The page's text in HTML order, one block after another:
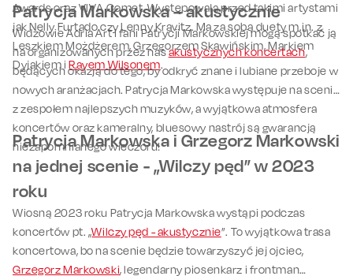
Awards oraz VIVA Comet. Występowała przed takimi artystami
jak Nelly Furtado czy Lenny Kravitz. Ma za sobą duety m.in. z
Leszkiem Możdżerem, Grzegorzem Skawińskim, Markiem
Dyjakiem iRayem Wilsonem.
Patrycja Markowska – akustycznie
Widzowie Adria Art i fani Patrycji Markowskiej mogą spotkać ją
na organizowanych przez nasakustycznych koncertach,
będących okazją do tego, by odkryć znane i lubiane przeboje w
nowych aranżacjach. Patrycja Markowska występuje na scenie
z zespołem najlepszych muzyków, a wyjątkowa atmosfera
koncertów oraz kameralny, bluesowy nastrój są gwarancją
niezapomnianego wieczoru!
Patrycja Markowska i Grzegorz Markowski
na jednej scenie - „Wilczy pęd” w 2023
roku
Wiosną 2023 roku Patrycja Markowska wystąpi podczas
koncertów pt. „Wilczy pęd - akustycznie”. To wyjątkowa trasa
koncertowa, bo na scenie będzie towarzyszyć jej ojciec,
Grzegorz Markowski, legendarny piosenkarz i frontman